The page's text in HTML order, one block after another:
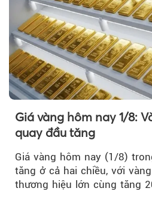
Giá vàng hôm nay 1/8:
quay đầu tăng
Giá vàng hôm nay (1/8)
tăng ở cả hai chiều, với
thương hiệu lớn cùng tăng